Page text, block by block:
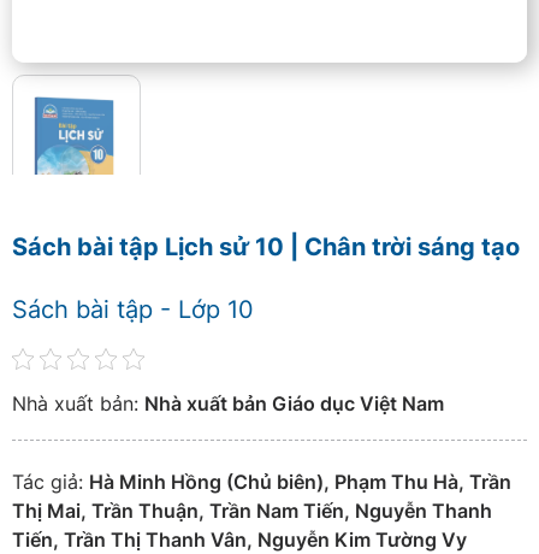
Sách bài tập Lịch sử 10 | Chân trời sáng tạo
Sách bài tập - Lớp 10
Nhà xuất bản: Nhà xuất bản Giáo dục Việt Nam
Tác giả: Hà Minh Hồng (Chủ biên), Phạm Thu Hà, Trần
Thị Mai, Trần Thuận, Trần Nam Tiến, Nguyễn Thanh
Tiến, Trần Thị Thanh Vân, Nguyễn Kim Tường Vy